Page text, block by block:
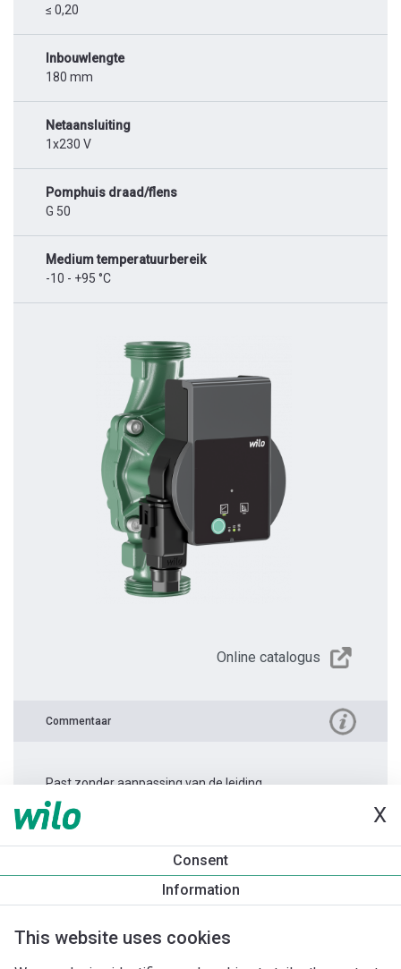
X
Consent
Information
This website uses cookies
≤ 0,20
Inbouwlengte
180 mm
Netaansluiting
1x230 V
Pomphuis draad/flens
G 50
Medium temperatuurbereik
-10 - +95 °C
Online catalogus
Commentaar
Past zonder aanpassing van de leiding.
Productinformatie